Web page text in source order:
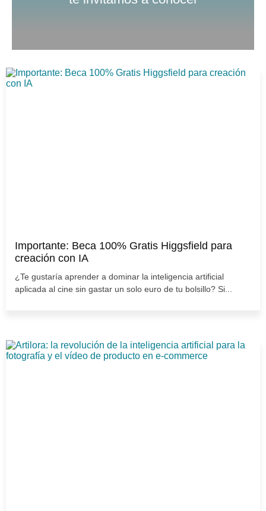
Importante: Beca 100% Gratis Higgsfield para
creación con IA
¿Te gustaría aprender a dominar la inteligencia artificial
aplicada al cine sin gastar un solo euro de tu bolsillo? Si...